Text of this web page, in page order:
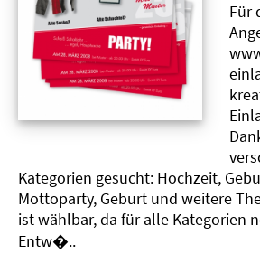
Für
Kategorien gesucht: Hochzeit,
Mottoparty, Geburt und weitere
ist wählbar, da für alle Kategorien
Entw�..